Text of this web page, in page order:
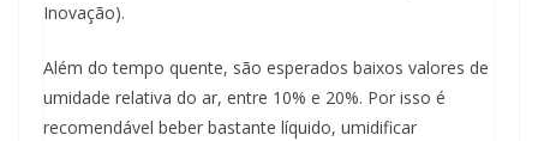
Inovação).
Além do tempo quente, são esperados baixos valores de
umidade relativa do ar, entre 10% e 20%. Por isso é
recomendável beber bastante líquido, umidificar